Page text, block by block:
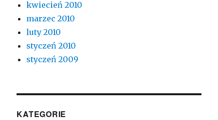
kwiecień 2010
marzec 2010
luty 2010
styczeń 2010
styczeń 2009
KATEGORIE